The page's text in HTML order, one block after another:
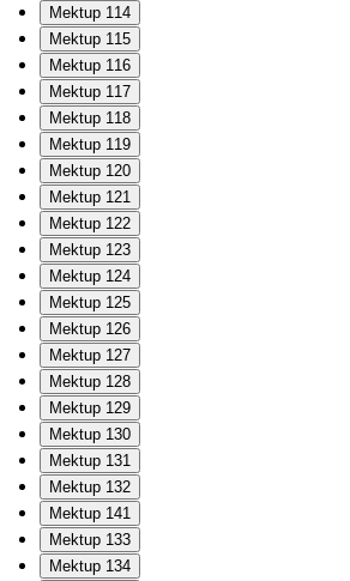
Mektup 114
Mektup 115
Mektup 116
Mektup 117
Mektup 118
Mektup 119
Mektup 120
Mektup 121
Mektup 122
Mektup 123
Mektup 124
Mektup 125
Mektup 126
Mektup 127
Mektup 128
Mektup 129
Mektup 130
Mektup 131
Mektup 132
Mektup 141
Mektup 133
Mektup 134